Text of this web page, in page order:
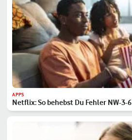
APPS
Netflix: So behebst Du Fehler NW-3-6